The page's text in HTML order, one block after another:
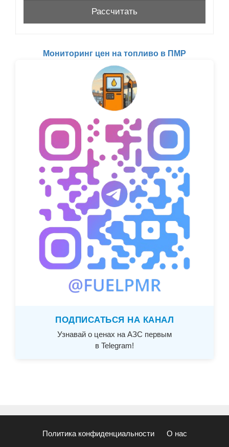
Мониторинг цен на топливо в ПМР
ПОДПИСАТЬСЯ НА КАНАЛ
Узнавай о ценах на АЗС первым
в Telegram!
Политика конфиденциальности О нас